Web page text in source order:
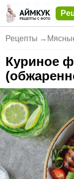
Рецепты →
Куриное